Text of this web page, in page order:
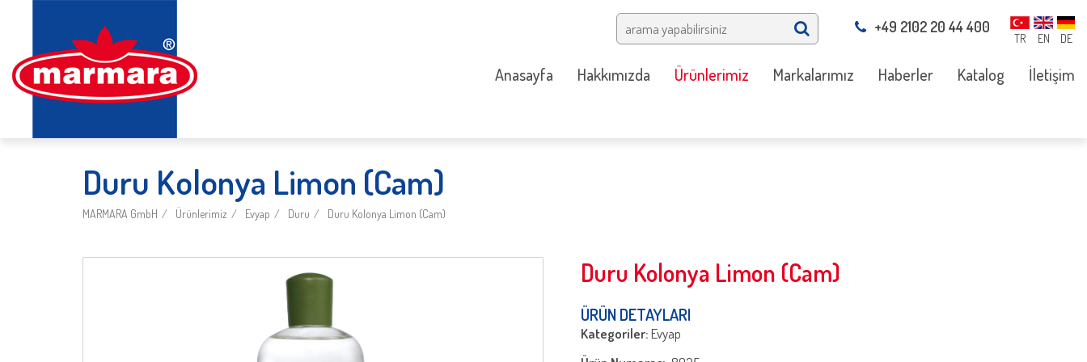
TR EN DE
+49 2102 20 44 400
Anasayfa Hakkımızda Ürünlerimiz Markalarımız Haberler Katalog İletişim
Duru Kolonya Limon (Cam)
MARMARA GmbH Ürünlerimiz Evyap Duru Duru Kolonya Limon (Cam)
Duru Kolonya Limon (Cam)
ÜRÜN DETAYLARI
Kategoriler:Evyap